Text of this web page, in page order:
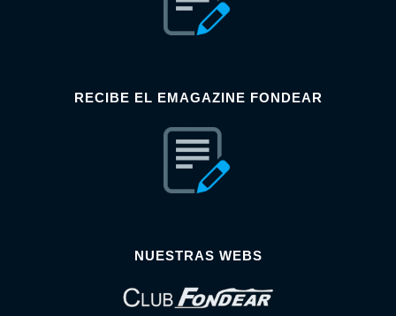
RECIBE EL EMAGAZINE FONDEAR
NUESTRAS WEBS